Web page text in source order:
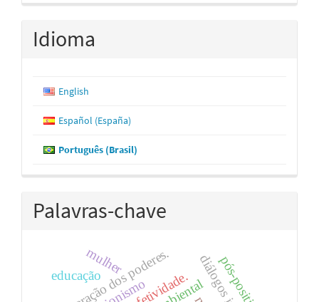
Idioma
English
Español (España)
Português (Brasil)
Palavras-chave
separação dos poderes.
efetividade.
educaçãomulher